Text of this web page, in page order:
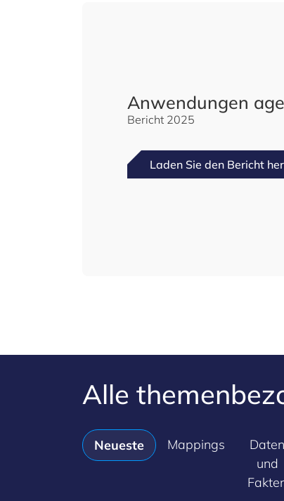
Anwendungen
Bericht 2025
Laden Sie den Bericht
Alle
Neueste Mappings
Daten
und